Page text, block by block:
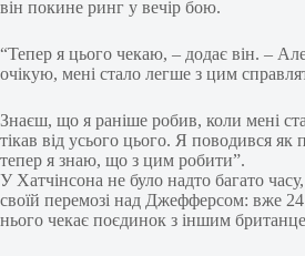
він покине ринг у вечір бою.
“Тепер я цього чекаю, – додає він. –
очікую, мені стало легше з цим
Знаєш, що я раніше робив, коли мені
тікав від усього цього. Я поводився
тепер я знаю, що з цим робити”.
У Хатчінсона не було надто багато
своїй перемозі над Джефферсом: вже
нього чекає поєдинок з іншим